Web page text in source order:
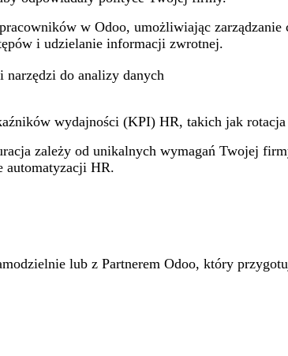
w Odoo, umożliwiając
i udzielanie informacji zwrotnej.
narzędzi do analizy danych
wydajności (KPI) HR, takich jak
zależy od unikalnych wymagań Twojej
automatyzacji HR.
lub z Partnerem Odoo, który